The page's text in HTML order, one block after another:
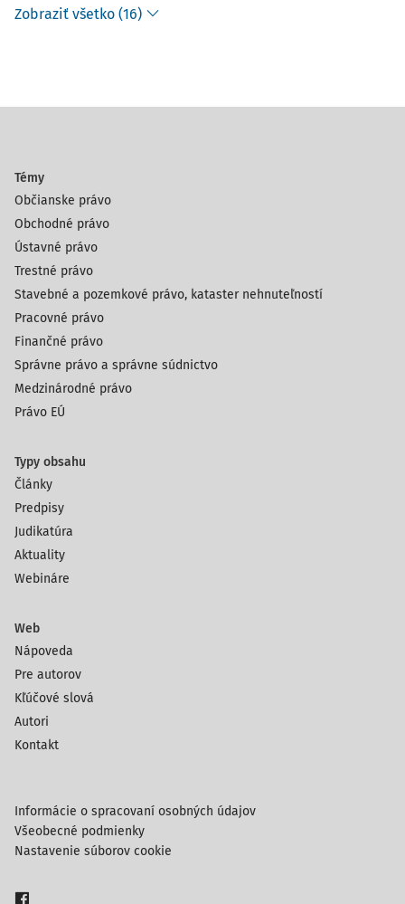
Zobraziť všetko (16)
Témy
Občianske právo
Obchodné právo
Ústavné právo
Trestné právo
Stavebné a pozemkové právo, kataster nehnuteľností
Pracovné právo
Finančné právo
Správne právo a správne súdnictvo
Medzinárodné právo
Právo EÚ
Typy obsahu
Články
Predpisy
Judikatúra
Aktuality
Webináre
Web
Nápoveda
Pre autorov
Kľúčové slová
Autori
Kontakt
Informácie o spracovaní osobných údajov
Všeobecné podmienky
Nastavenie súborov cookie